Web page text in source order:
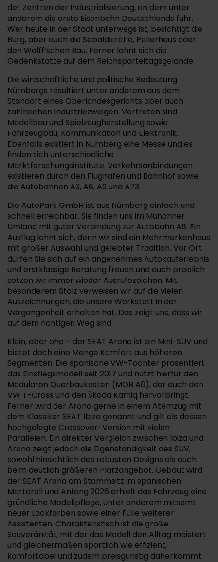
der Zentren der Industrialisierung, an dem unter
anderem die erste Eisenbahn Deutschlands fuhr.
Wer heute in der Stadt unterwegs ist, besichtigt die
Burg, aber auch die Sebaldkirche, Pellerhaus oder
den Wolff‘schen Bau. Ferner lohnt sich die
Gedenkstätte auf dem Reichsparteitagsgelände.
Die wirtschaftliche und politische Bedeutung
Nürnbergs resultiert unter anderem aus dem
Standort eines Oberlandesgerichts aber auch
zahlreichen Industriezweigen. Vertreten sind
Modellbau und Spielzeugherstellung sowie
Fahrzeugbau, Kommunikation und Elektronik.
Ebenfalls existiert in Nürnberg eine Messe und es
finden sich unterschiedliche
Marktforschungsinstitute. Verkehrsanbindungen
existieren durch den Flughafen und Bahnhof sowie
die Autobahnen A3, A6, A9 und A73.
Die AutoPark GmbH ist aus Nürnberg einfach und
schnell erreichbar. Sie finden uns im Münchner
Umland mit guter Verbindung zur Autobahn A8. Ein
Ausflug lohnt sich, denn wir sind ein Mehrmarkenhaus
mit großer Auswahl und gelebter Tradition. Vor Ort
dürfen Sie sich auf ein angenehmes Autokauferlebnis
und erstklassige Beratung freuen und auch preislich
setzen wir immer wieder Ausrufezeichen. Mit
besonderem Stolz verweisen wir auf die vielen
Auszeichnungen, die unsere Werkstatt in der
Vergangenheit erhalten hat. Das zeigt uns, dass wir
auf dem richtigen Weg sind.
Klein, aber oho – der SEAT Arona ist ein Mini-SUV und
bietet doch eine Menge Komfort aus höheren
Segmenten. Die spanische VW-Tochter präsentiert
das Einstiegsmodell seit 2017 und nutzt hierfür den
Modularen Querbaukasten (MQB A0), der auch den
VW T-Cross und den Škoda Kamiq hervorbringt.
Ferner wird der Arona gerne in einem Atemzug mit
dem Klassiker SEAT Ibiza genannt und gilt als dessen
hochgelegte Crossover-Version mit vielen
Parallelen. Ein direkter Vergleich zwischen Ibiza und
Arona zeigt jedoch die Eigenständigkeit des SUV,
sowohl hinsichtlich des robusten Designs als auch
beim deutlich größeren Platzangebot. Gebaut wird
der SEAT Arona am Stammsitz im spanischen
Martorell und Anfang 2026 erhielt das Fahrzeug eine
gründliche Modellpflege, unter anderem mitsamt
neuer Lackfarben sowie einer Fülle weiterer
Assistenten. Charakteristisch ist die große
Souveränität, mit der das Modell den Alltag meistert
und gleichermaßen sportlich wie effizient,
komfortabel und zudem preisgünstig daherkommt.